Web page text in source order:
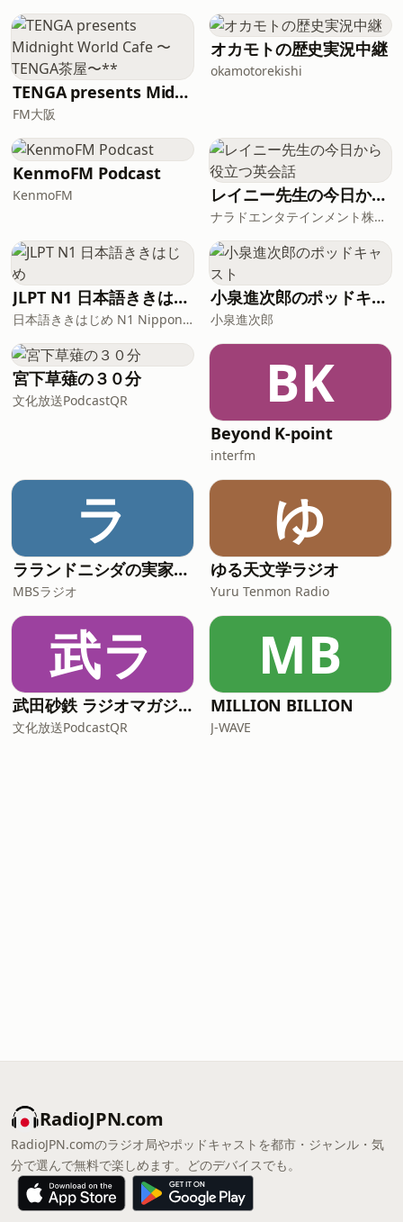
national holidays.
program, so I hope it becomes part of
your daily routine.Each episode will
cover one topic. I will speak in a
relaxed way, so please listen
comfortably.Today’s topic is about
TENGA presents Midnight World Cafe 〜TENGA茶屋〜**
FM大阪
オカモトの歴史実況中継
okamotorekishi
KenmoFM Podcast
KenmoFM レイニー先生の今日から役立つ英会話
ナラドエンタテインメント株式会社
JLPT N1 日本語ききはじめ
日本語ききはじめ N1 Nippon KiKi Hajime
小泉進次郎のポッドキャスト
小泉進次郎
宮下草薙の３０分
文化放送PodcastQR BK
Beyond K-point
interfm
ラ
ラランドニシダの実家には帰らない
MBSラジオ
ゆ
ゆる天文学ラジオ
Yuru Tenmon Radio
武ラ
武田砂鉄 ラジオマガジン「ラジマガインタビュー」
文化放送PodcastQR
MB
MILLION BILLION
J-WAVE
RadioJPN.com
RadioJPN.comのラジオ局やポッドキャストを都市・ジャンル・気
分で選んで無料で楽しめます。どのデバイスでも。